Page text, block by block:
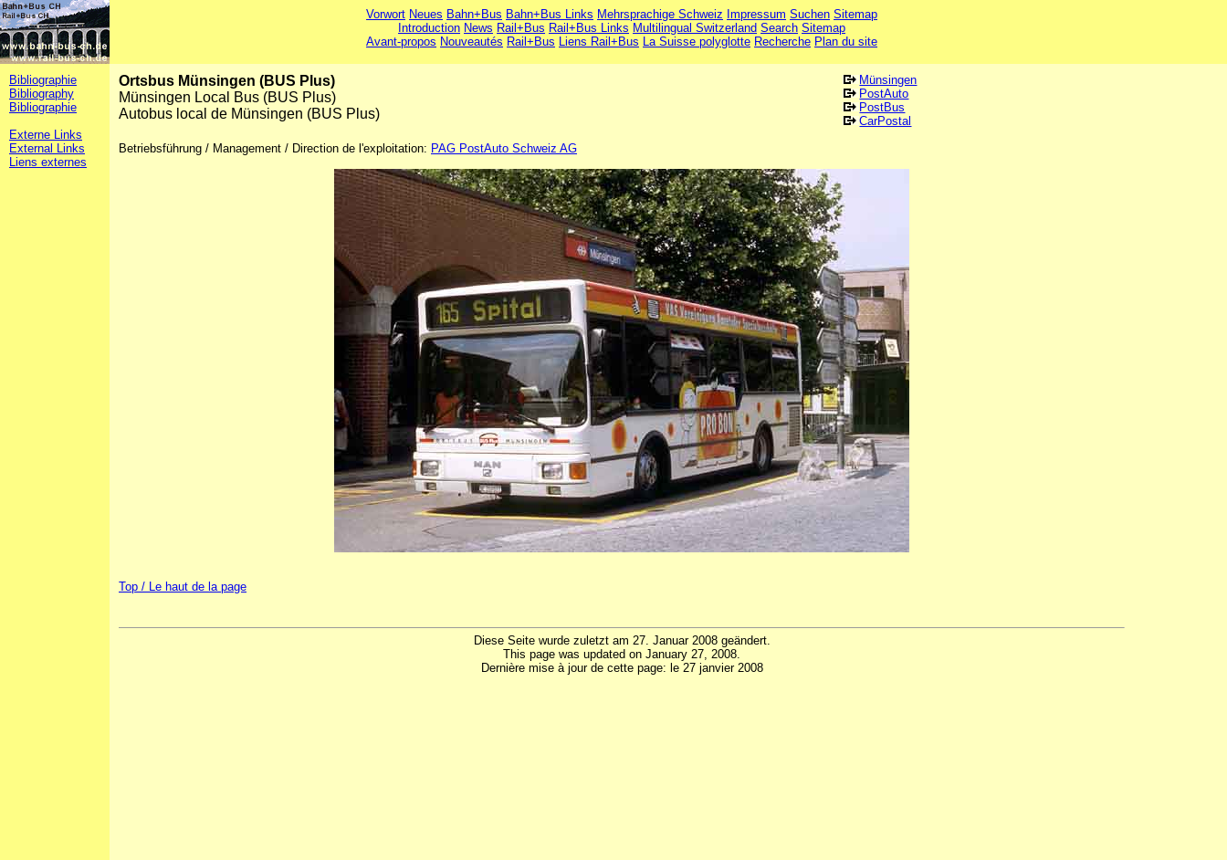
Vorwort Neues Bahn+Bus Bahn+Bus Links Mehrsprachige Schweiz Impressum Suchen Sitemap
Introduction News Rail+Bus Rail+Bus Links Multilingual Switzerland Search Sitemap
Avant-propos Nouveautés Rail+Bus Liens Rail+Bus La Suisse polyglotte Recherche Plan du site
Bibliographie
Bibliography
Bibliographie
Externe Links
External Links
Liens externes
Ortsbus Münsingen (BUS Plus)
Münsingen Local Bus (BUS Plus)
Autobus local de Münsingen (BUS Plus)
Münsingen
PostAuto
PostBus
CarPostal
Betriebsführung / Management / Direction de l'exploitation: PAG PostAuto Schweiz AG
Top / Le haut de la page
Diese Seite wurde zuletzt am 27. Januar 2008 geändert.
This page was updated on January 27, 2008.
Dernière mise à jour de cette page: le 27 janvier 2008